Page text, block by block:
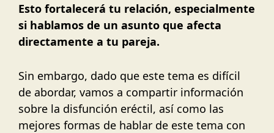
Esto fortalecerá tu relación, especialmente
si hablamos de un asunto que afecta
directamente a tu pareja.
Sin embargo, dado que este tema es difícil
de abordar, vamos a compartir información
sobre la disfunción eréctil, así como las
mejores formas de hablar de este tema con